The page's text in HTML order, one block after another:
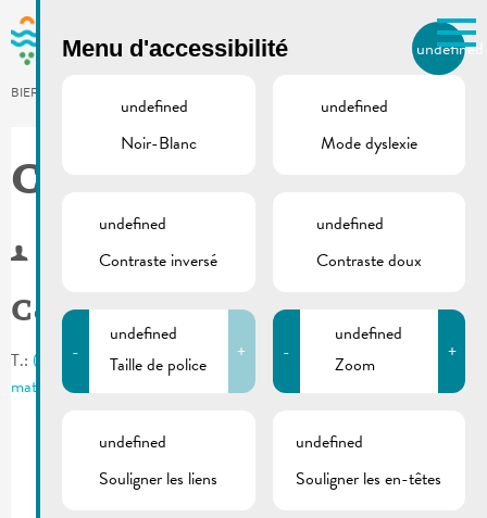
Skip to main content
BIERGER.REMICH.LU
Utilisez la recherche pour
Comme par exemple des contacts, des
City marketing
Contact
T.: (+352) 23 692 - 213 / 228
mato@remich.lu
Menu d'accessibilité undefined
undefined
Noir-Blanc
undefined
Mode dyslexie
undefined
Contraste inversé
undefined
Contraste doux
-
undefined
Taille de police
+ -
undefined
Zoom
+
undefined
Souligner les liens
undefined
Souligner les en-têtes